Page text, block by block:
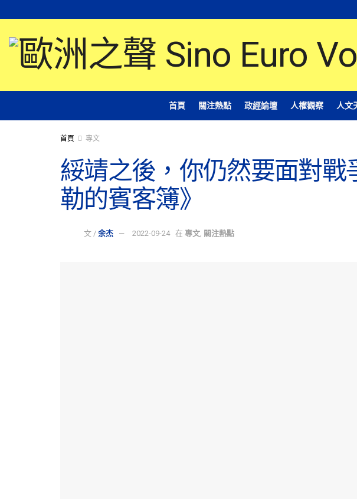
首頁 關注熱點 政經論壇 人權觀察 人文
首頁 專文
綏靖之後，你仍然要面對
勒的賓客簿》
文 / 余杰 2022-09-24 在 專文 關注熱點